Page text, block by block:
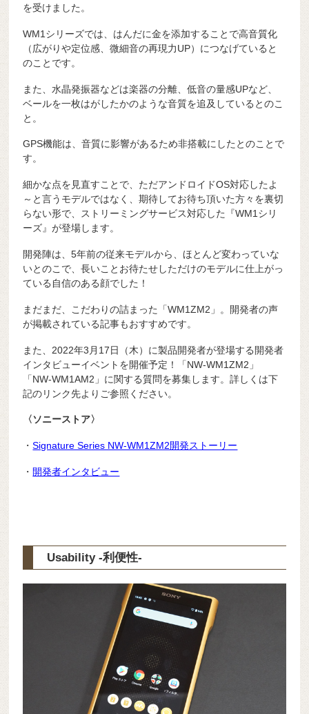
を受けました。
WM1シリーズでは、はんだに金を添加することで高音質化
（広がりや定位感、微細音の再現力UP）につなげていると
のことです。
また、水晶発振器などは楽器の分離、低音の量感UPなど、
ベールを一枚はがしたかのような音質を追及しているとのこ
と。
GPS機能は、音質に影響があるため非搭載にしたとのことで
す。
細かな点を見直すことで、ただアンドロイドOS対応したよ
～と言うモデルではなく、期待してお待ち頂いた方々を裏切
らない形で、ストリーミングサービス対応した『WM1シリ
ーズ』が登場します。
開発陣は、5年前の従来モデルから、ほとんど変わっていな
いとのこで、長いことお待たせしただけのモデルに仕上がっ
ている自信のある顔でした！
まだまだ、こだわりの詰まった「WM1ZM2」。開発者の声
が掲載されている記事もおすすめです。
また、2022年3月17日（木）に製品開発者が登場する開発者
インタビューイベントを開催予定！「NW-WM1ZM2」
「NW-WM1AM2」に関する質問を募集します。詳しくは下
記のリンク先よりご参照ください。
〈ソニーストア〉
・Signature Series NW-WM1ZM2開発ストーリー
・ 開発者インタビュー
Usability -利便性-